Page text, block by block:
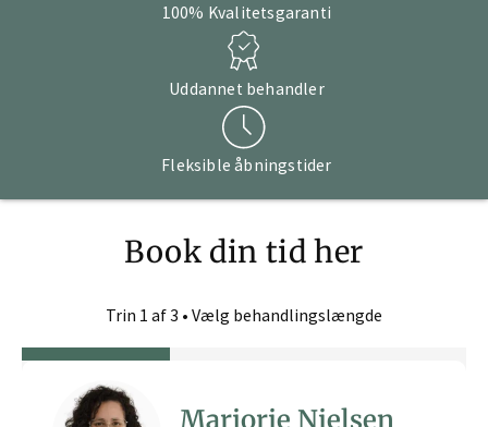
100% Kvalitetsgaranti
Uddannet behandler
Fleksible åbningstider
Book din tid her